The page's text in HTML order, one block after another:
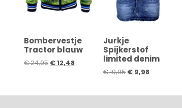
Bombervestje
Tractor blauw
€24,95 €12,48
Jurkje
Spijkerstof
limited denim
€19,95 € 9,98